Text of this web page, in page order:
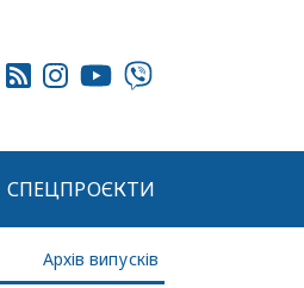
СПЕЦПРОЄКТИ
Архів випусків